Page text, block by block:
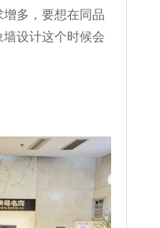
多，要想在同品
设计这个时候会